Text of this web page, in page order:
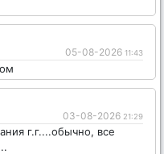
05-08-2026 11:43
03-08-2026 21:29
г.г....обычно, все